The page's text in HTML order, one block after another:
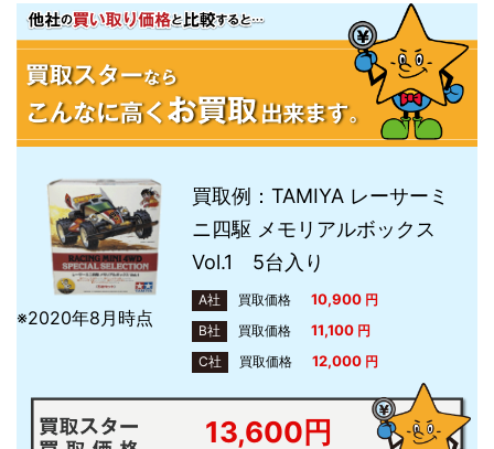
買取例：TAMIYA レーサーミ
ニ四駆 メモリアルボックス
Vol.1 5台入り
A社 買取価格 10,900円
B社
買取価格 11,100円
C社
買取価格 12,000 円
※2020年8月時点
13,600円